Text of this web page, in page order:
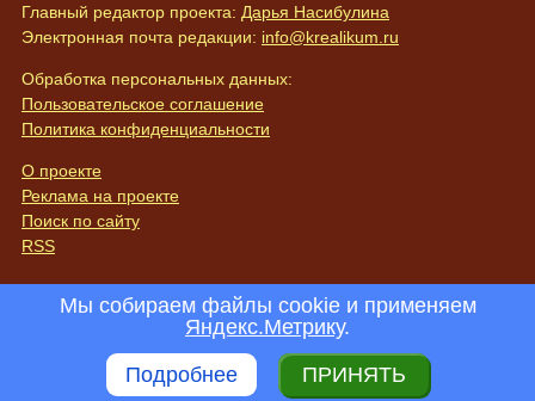
Главный редактор проекта: Дарья Насибулина
Электронная почта редакции: info@krealikum.ru
Обработка персональных данных:
Пользовательское соглашение
Политика конфиденциальности
О проекте
Реклама на проекте
Поиск по сайту
RSS
Мы собираем файлы cookie и применяем
Яндекс.Метрику.
Подробнее
ПРИНЯТЬ